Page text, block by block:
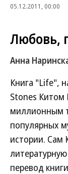
05.12.2011, 00:00
Любовь,
Анна
Книга "Life",
Stones Китом
миллионным
популярных
истории. Сам
перевод